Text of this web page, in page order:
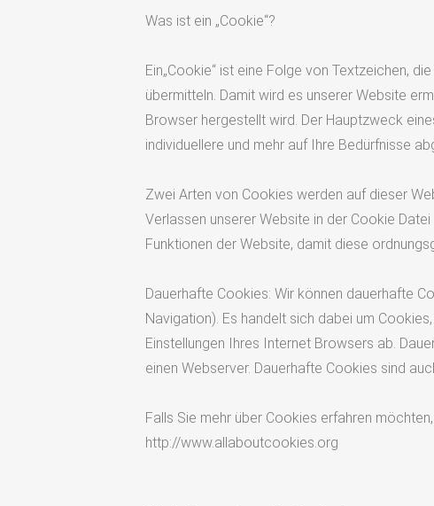
Was ist ein „Cookie“?
Ein„Cookie“ ist eine Folge von Textzeichen,
übermitteln. Damit wird es unserer Website
Browser hergestellt wird. Der Hauptzweck
individuellere und mehr auf Ihre Bedürfnisse
Zwei Arten von Cookies werden auf dieser
Verlassen unserer Website in der Cookie
Funktionen der Website, damit diese
Dauerhafte Cookies: Wir können dauerhafte
Navigation). Es handelt sich dabei um
Einstellungen Ihres Internet Browsers ab.
einen Webserver. Dauerhafte Cookies sind
Falls Sie mehr über Cookies erfahren
http://www.allaboutcookies.org